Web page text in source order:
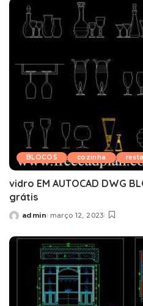
BLOCOS cozinha
vidro EM AUTOCAD DWG
grátis
Posted
admin março 12, 2023